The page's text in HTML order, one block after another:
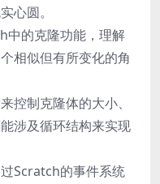
心圆。
中的克隆功能，理解
相似但有所变化的角
控制克隆体的大小、
涉及循环结构来实现
Scratch的事件系统